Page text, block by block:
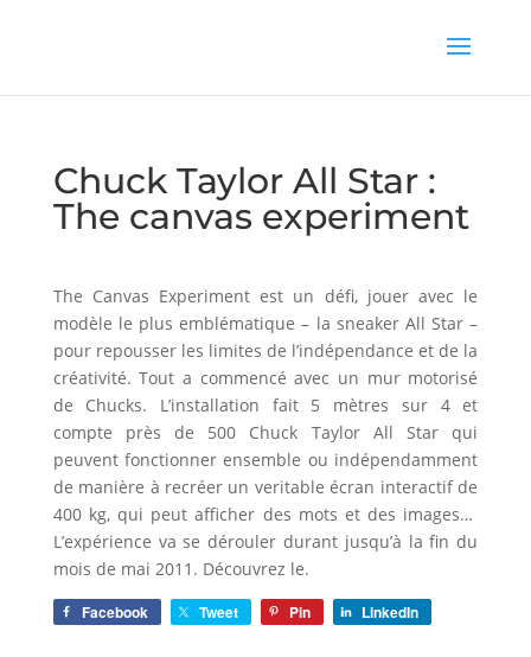
Chuck Taylor All Star :
The canvas experiment
The Canvas Experiment est un défi, jouer avec le
modèle le plus emblématique – la sneaker All Star –
pour repousser les limites de l’indépendance et de la
créativité. Tout a commencé avec un mur motorisé
de Chucks. L’installation fait 5 mètres sur 4 et
compte près de 500 Chuck Taylor All Star qui
peuvent fonctionner ensemble ou indépendamment
de manière à recréer un veritable écran interactif de
400 kg, qui peut afficher des mots et des images…
L’expérience va se dérouler durant jusqu’à la fin du
mois de mai 2011. Découvrez le.
Facebook Tweet Pin LinkedIn